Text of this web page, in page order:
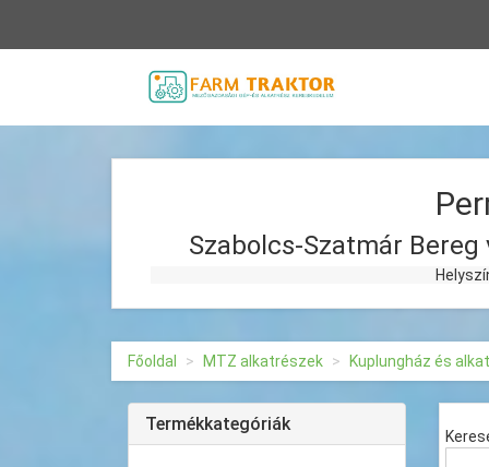
Vissza
Szabolcs-Szatmár
Helyszíni
Főoldal MTZ alkatrészek Kuplungház és
Termékkategóriák